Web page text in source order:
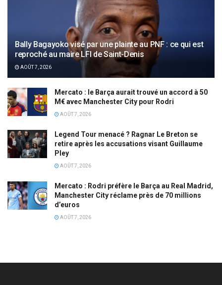
Bally Bagayoko visé par une plainte au PNF : ce qui est
reproché au maire LFI de Saint-Denis
AOÛT 7, 2026
Mercato : le Barça aurait trouvé un accord à 50
M€ avec Manchester City pour Rodri
AOÛT 7, 2026
Legend Tour menacé ? Ragnar Le Breton se
retire après les accusations visant Guillaume
Pley
AOÛT 7, 2026
Mercato : Rodri préfère le Barça au Real Madrid,
Manchester City réclame près de 70 millions
d’euros
AOÛT 7, 2026